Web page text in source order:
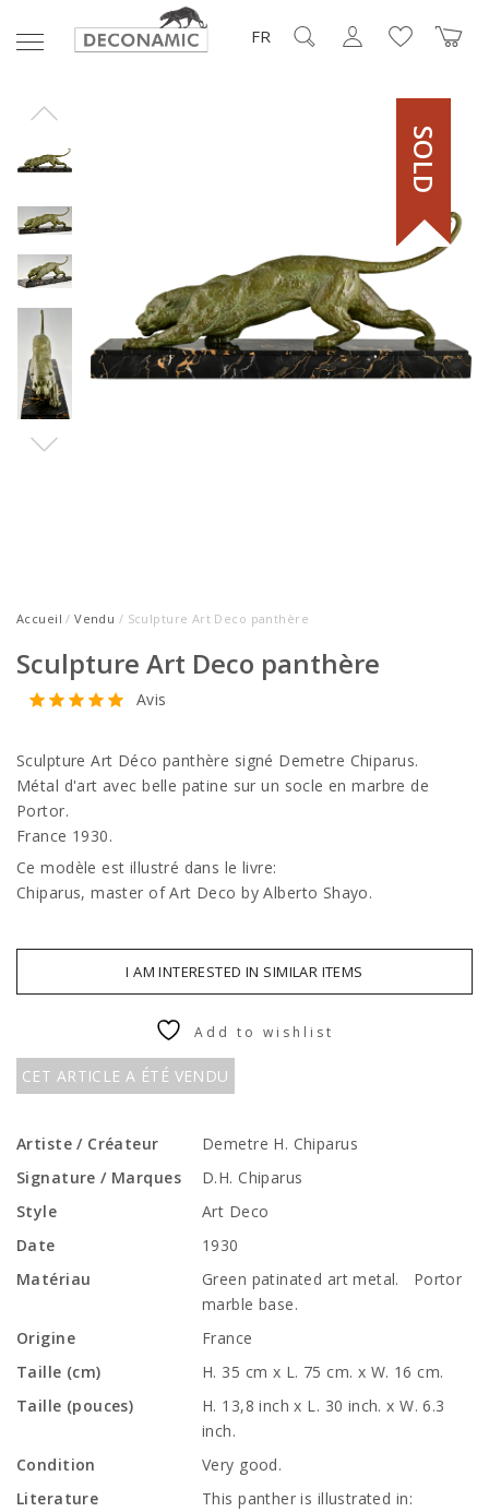
FR
SOLD
Accueil /Vendu / Sculpture Art Deco panthère
Sculpture Art Deco panthère
Avis
Sculpture Art Déco panthère signé Demetre Chiparus.
Métal d'art avec belle patine sur un socle en marbre de
Portor.
France 1930.
Ce modèle est illustré dans le livre:
Chiparus, master of Art Deco by Alberto Shayo.
I AM INTERESTED IN SIMILAR ITEMS
CET ARTICLE A ÉTÉ VENDU
Add to wishlist
Artiste / Créateur
Demetre H. Chiparus
Signature / Marques
D.H. Chiparus
Style
Art Deco
Date
1930
Matériau
Green patinated art metal. Portor
marble base.
Origine
France
Taille (cm)
H. 35 cm x L. 75 cm. x W. 16 cm.
Taille (pouces)
H. 13,8 inch x L. 30 inch. x W. 6.3
inch.
Condition
Very good.
Literature
This panther is illustrated in: